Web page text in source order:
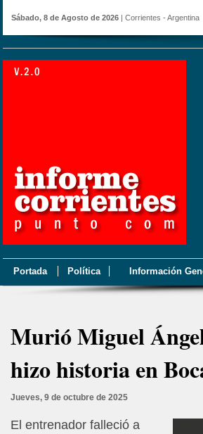
Sábado, 8 de Agosto de 2026 | Corrientes - Argentina
Portada Política Información
Murió Miguel
hizo historia en
Jueves, 9 de octubre de 2025
El entrenador falleció a